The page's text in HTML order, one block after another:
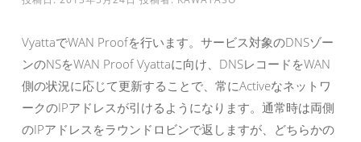
VyattaでWAN Proofを行います。サービス対象のDNSゾー
ンのNSをWAN Proof Vyattaに向け、DNSレコードをWAN
側の状況に応じて更新することで、常にActiveなネットワ
ークのIPアドレスが引けるようになります。通常時は両側
のIPアドレスをラウンドロビンで返しますが、どちらかの